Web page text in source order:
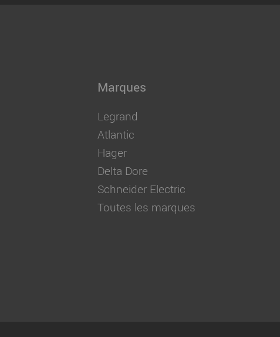
Marques
Legrand
Atlantic
Hager
Delta Dore
Schneider Electric
Toutes les marques